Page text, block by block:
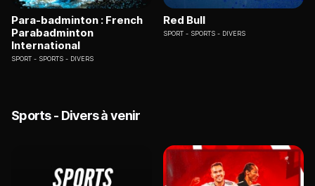
Para-badminton : French
Parabadminton
International
SPORT SPORTS - DIVERS
Red Bull
SPORT SPORTS - DIVERS
Sports - Divers à venir